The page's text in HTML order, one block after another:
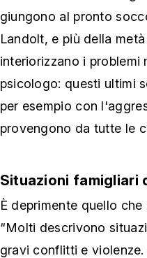
giungono al pronto
Landolt, e più della
interiorizzano i problemi
psicologo: questi ultimi
per esempio con
provengono da tutte le
Situazioni famigliari
È deprimente quello
“Molti descrivono
gravi conflitti e